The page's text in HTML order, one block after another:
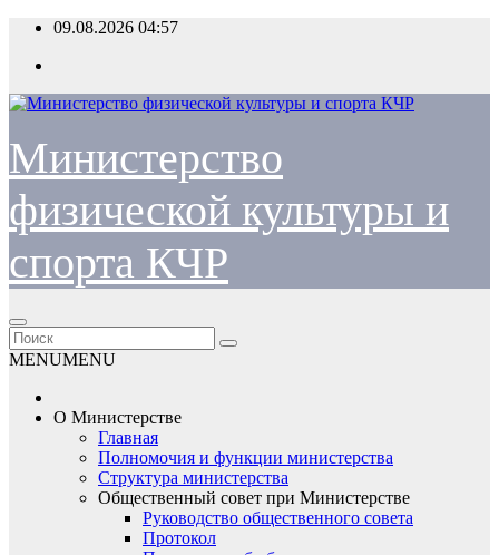
Перейти
содержимому
09.08.2026 04:57
Министерство
физической культуры и
спорта КЧР
MENUMENU
О Министерстве
Главная
Полномочия и функции министерства
Структура министерства
Общественный совет при Министерстве
Руководство общественного совета
Протокол